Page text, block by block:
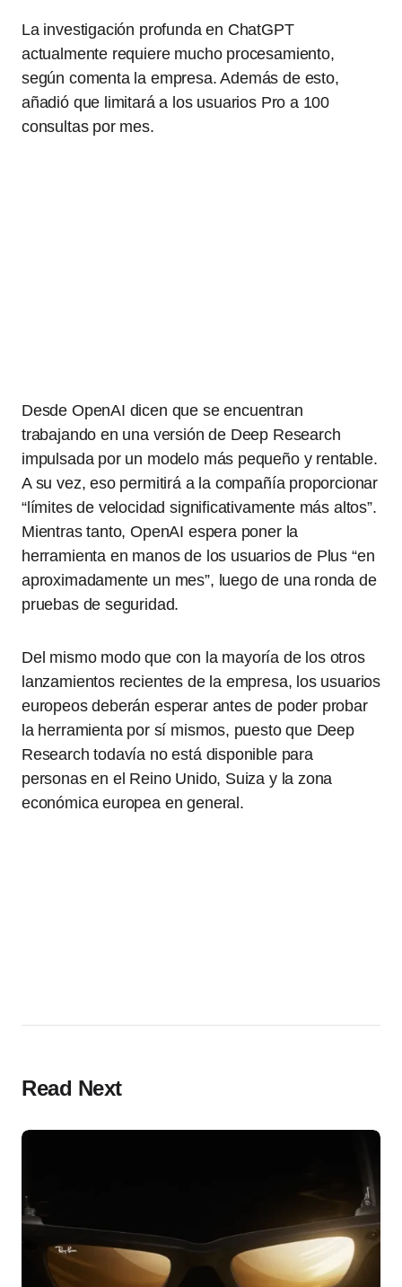
La investigación profunda en ChatGPT
actualmente requiere mucho procesamiento,
según comenta la empresa. Además de esto,
añadió que limitará a los usuarios Pro a 100
consultas por mes.
Desde OpenAI dicen que se encuentran
trabajando en una versión de Deep Research
impulsada por un modelo más pequeño y rentable.
A su vez, eso permitirá a la compañía proporcionar
“límites de velocidad significativamente más altos”.
Mientras tanto, OpenAI espera poner la
herramienta en manos de los usuarios de Plus “en
aproximadamente un mes”, luego de una ronda de
pruebas de seguridad.
Del mismo modo que con la mayoría de los otros
lanzamientos recientes de la empresa, los usuarios
europeos deberán esperar antes de poder probar
la herramienta por sí mismos, puesto que Deep
Research todavía no está disponible para
personas en el Reino Unido, Suiza y la zona
económica europea en general.
Read Next